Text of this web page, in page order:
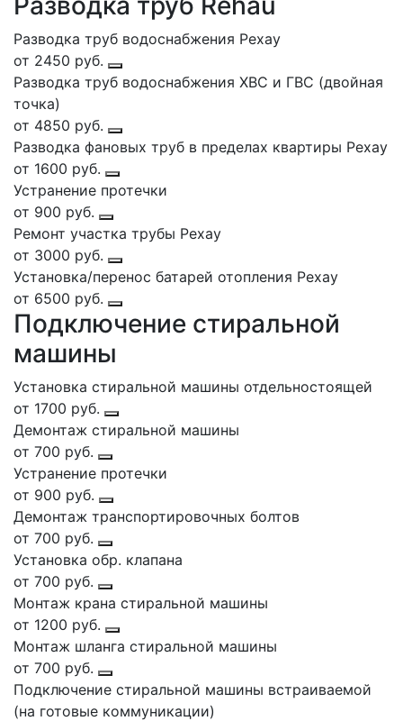
Разводка труб водоснабжения Рехау
от 2450 руб.
Разводка труб водоснабжения ХВС и ГВС (двойная
точка)
от 4850 руб.
Разводка фановых труб в пределах квартиры Рехау
от 1600 руб.
Устранение протечки
от 900 руб.
Ремонт участка трубы Рехау
от 3000 руб.
Установка/перенос батарей отопления Рехау
от 6500 руб.
Подключение стиральной
машины
Установка стиральной машины отдельностоящей
от 1700 руб.
Демонтаж стиральной машины
от 700 руб.
Устранение протечки
от 900 руб.
Демонтаж транспортировочных болтов
от 700 руб.
Установка обр. клапана
от 700 руб.
Монтаж крана стиральной машины
от 1200 руб.
Монтаж шланга стиральной машины
от 700 руб.
Подключение стиральной машины встраиваемой
(на готовые коммуникации)